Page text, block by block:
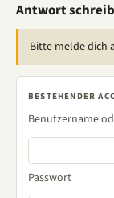
Antwort
Bitte melde dich
BESTEHENDER
Benutzername
Passwort